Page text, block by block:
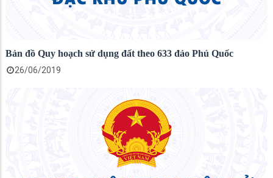
Bản đồ Quy hoạch sử dụng đất theo 633 đảo Phú Quốc
26/06/2019